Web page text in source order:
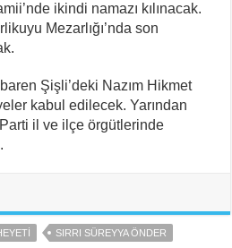
ikindi namazı kılınacak.
Mezarlığı’nda son
Şişli’deki Nazım Hikmet
kabul edilecek. Yarından
il ve ilçe örgütlerinde
SIRRI SÜREYYA ÖNDER